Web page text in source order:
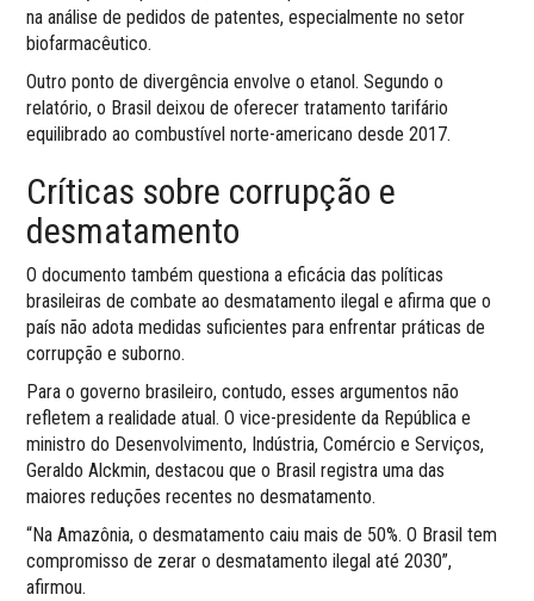
na análise de pedidos de patentes, especialmente no setor
biofarmacêutico.
Outro ponto de divergência envolve o etanol. Segundo o
relatório, o Brasil deixou de oferecer tratamento tarifário
equilibrado ao combustível norte-americano desde 2017.
Críticas sobre corrupção e
desmatamento
O documento também questiona a eficácia das políticas
brasileiras de combate ao desmatamento ilegal e afirma que o
país não adota medidas suficientes para enfrentar práticas de
corrupção e suborno.
Para o governo brasileiro, contudo, esses argumentos não
refletem a realidade atual. O vice-presidente da República e
ministro do Desenvolvimento, Indústria, Comércio e Serviços,
Geraldo Alckmin, destacou que o Brasil registra uma das
maiores reduções recentes no desmatamento.
“Na Amazônia, o desmatamento caiu mais de 50%. O Brasil tem
compromisso de zerar o desmatamento ilegal até 2030”,
afirmou.